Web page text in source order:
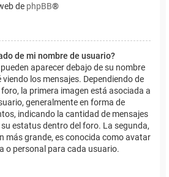
de phpBB®
de mi nombre de usuario?
aparecer debajo de su nombre
los mensajes. Dependiendo de
la primera imagen está asociada a
generalmente en forma de
indicando la cantidad de mensajes
estatus dentro del foro. La segunda,
más grande, es conocida como avatar
o personal para cada usuario.